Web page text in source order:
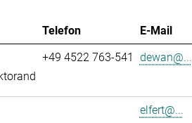
Telefon E-Mail
+49 4522 763-541 dewan@...
elfert@...